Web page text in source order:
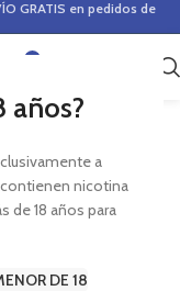
años?
a
nicotina
de 18 años para
DE 18
GRATIS en pedidos de
0